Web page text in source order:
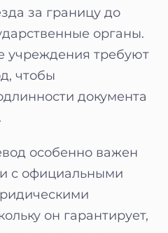
за границу до
органы.
учреждения требуют
чтобы
документа
особенно важен
с официальными
он гарантирует,